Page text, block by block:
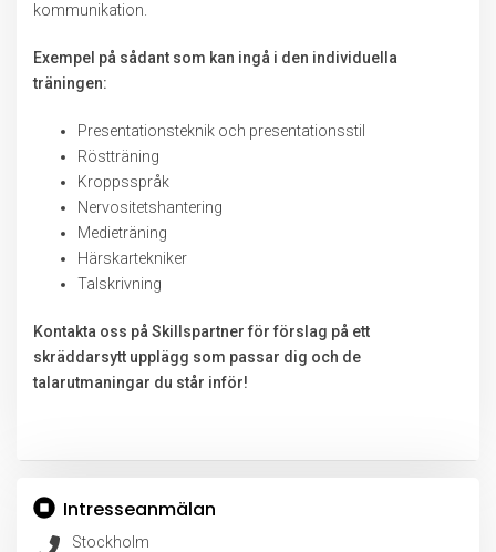
kommunikation.
Exempel på sådant som kan ingå i den individuella
träningen:
Presentationsteknik och presentationsstil
Röstträning
Kroppsspråk
Nervositetshantering
Medieträning
Härskartekniker
Talskrivning
Kontakta oss på Skillspartner för förslag på ett
skräddarsytt upplägg som passar dig och de
talarutmaningar du står inför!
Intresseanmälan
Stockholm